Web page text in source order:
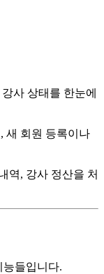
사 상태를 한눈에
새 회원 등록이나
역, 강사 정산을 처
능들입니다.